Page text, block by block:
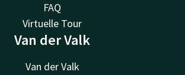
FAQ
Virtuelle Tour
Van der Valk
Van der Valk